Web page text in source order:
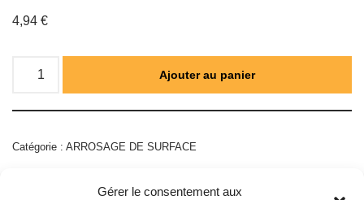
Gérer le consentement aux
4,94 €
Ajouter au panier
Catégorie : ARROSAGE DE SURFACE